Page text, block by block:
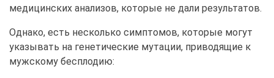
медицинских анализов, которые не дали результатов.
Однако, есть несколько симптомов, которые могут
указывать на генетические мутации, приводящие к
мужскому бесплодию: